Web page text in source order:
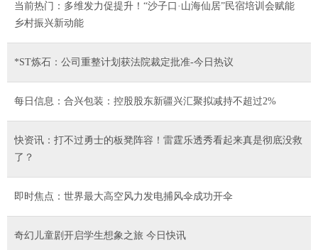
当前热门：多维发力促提升！“沙子口·山海仙居”民宿培训会赋能
乡村振兴新动能
*ST炼石：公司重整计划获法院裁定批准-今日热议
每日信息：合兴包装：控股股东新疆兴汇聚拟减持不超过2%
快资讯：打不过勇士的板凳阵容！雷霆乐透秀看起来真是彻底没救
了？
即时焦点：世界最大高空风力发电捕风伞成功开伞
奇幻儿童剧开启学生想象之旅 今日快讯